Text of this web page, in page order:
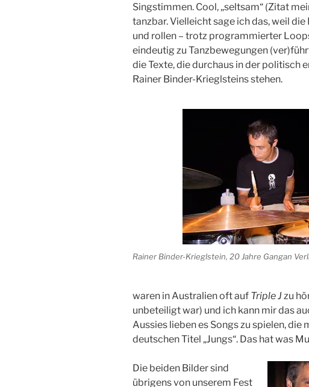
Singstimmen. Cool, „seltsam“ (Zitat
tanzbar. Vielleicht sage ich das, weil
und rollen – trotz programmierter
eindeutig zu Tanzbewegungen
die Texte, die durchaus in der politisch
Rainer Binder-Krieglsteins stehen.
Rainer Binder-Krieglstein, 20 Jahre Gangan
waren in Australien oft auf Triple Jzu
unbeteiligt war) und ich kann mir das
Aussies lieben es Songs zu spielen,
deutschen Titel „Jungs“. Das hat was
Die beiden Bilder sind
übrigens von unserem Fest